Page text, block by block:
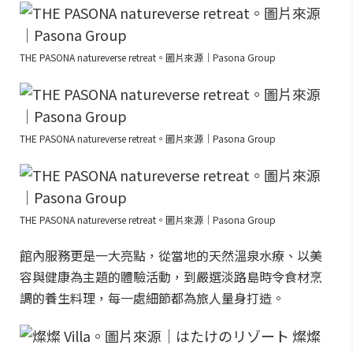
THE PASONA natureverse retreat。圖片來源｜Pasona Group
THE PASONA natureverse retreat。圖片來源｜Pasona Group
THE PASONA natureverse retreat。圖片來源｜Pasona Group
館內服務更是一大亮點，從當地的天然溫泉水療、以美
容與健康為主題的體驗活動，到嚴選淡路島時令食材烹
調的養生料理，每一處細節都為旅人量身打造。